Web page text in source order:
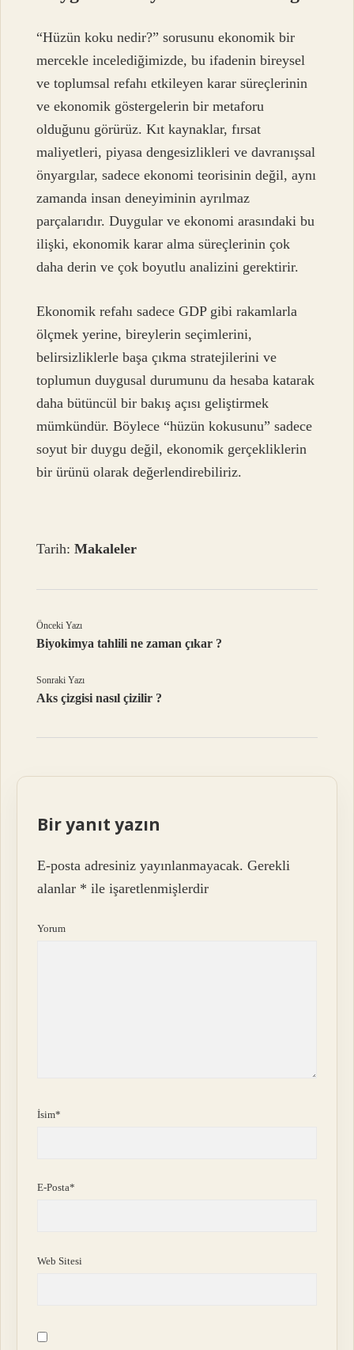
“Hüzün koku nedir?” sorusunu ekonomik bir
mercekle incelediğimizde, bu ifadenin bireysel
ve toplumsal refahı etkileyen karar süreçlerinin
ve ekonomik göstergelerin bir metaforu
olduğunu görürüz. Kıt kaynaklar, fırsat
maliyetleri, piyasa dengesizlikleri ve davranışsal
önyargılar, sadece ekonomi teorisinin değil, aynı
zamanda insan deneyiminin ayrılmaz
parçalarıdır. Duygular ve ekonomi arasındaki bu
ilişki, ekonomik karar alma süreçlerinin çok
daha derin ve çok boyutlu analizini gerektirir.
Ekonomik refahı sadece GDP gibi rakamlarla
ölçmek yerine, bireylerin seçimlerini,
belirsizliklerle başa çıkma stratejilerini ve
toplumun duygusal durumunu da hesaba katarak
daha bütüncül bir bakış açısı geliştirmek
mümkündür. Böylece “hüzün kokusunu” sadece
soyut bir duygu değil, ekonomik gerçekliklerin
bir ürünü olarak değerlendirebiliriz.
Tarih:Makaleler
Önceki Yazı
Biyokimya tahlili ne zaman çıkar ?
Sonraki Yazı
Aks çizgisi nasıl çizilir ?
Bir yanıt yazın
E-posta adresiniz yayınlanmayacak. Gerekli
alanlar * ile işaretlenmişlerdir
Yorum
İsim*
E-Posta*
Web Sitesi